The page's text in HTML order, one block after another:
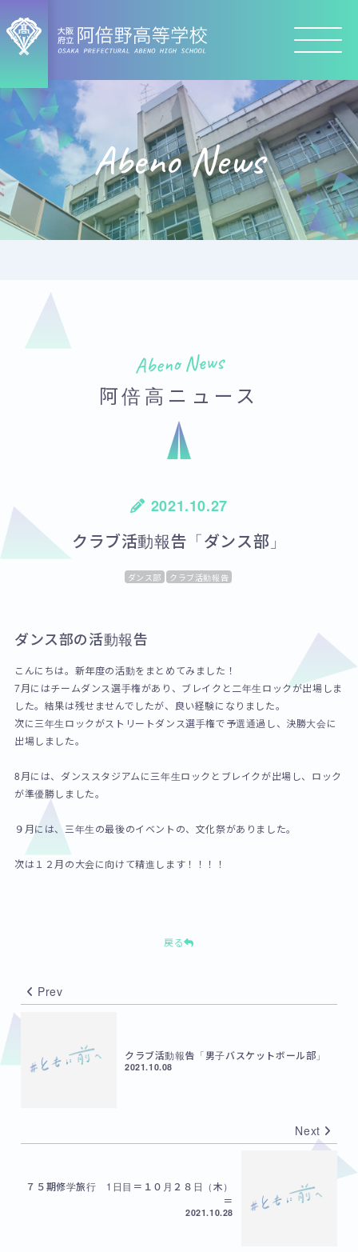
Abeno News
Abeno News
阿倍高ニュース
2021.10.27
クラブ活動報告「ダンス部」
ダンス部 クラブ活動報告
ダンス部の活動報告
こんにちは。新年度の活動をまとめてみました！
7月にはチームダンス選手権があり、ブレイクと二年生ロックが出場しま
した。結果は残せませんでしたが、良い経験になりました。
次に三年生ロックがストリートダンス選手権で予選通過し、決勝大会に
出場しました。
8月には、ダンススタジアムに三年生ロックとブレイクが出場し、ロック
が準優勝しました。
９月には、三年生の最後のイベントの、文化祭がありました。
次は１２月の大会に向けて精進します！！！！
戻る
Prev
クラブ活動報告「男子バスケットボール部」
2021.10.08
Next
７５期修学旅行 1日目＝１０月２８日（木）
＝
2021.10.28